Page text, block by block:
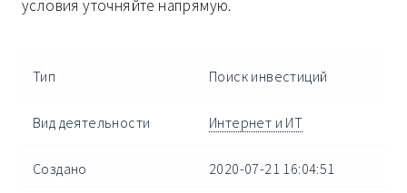
условия уточняйте напрямую.
Тип Поиск инвестиций
Вид деятельности Интернет и ИТ
Создано 2020-07-21 16:04:51